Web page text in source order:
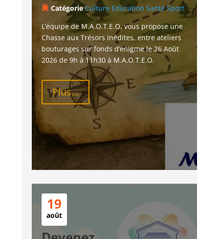
CatégorieCulture Education Santé Sport
L’équipe de M.A.O.T.E.O. vous propose une
Chasse aux Trésors inédites, entre ateliers
bouturages sur fonds d’énigme le 26 Août
2026 de 9h à 11h30 à M.A.O.T.E.O.
Plus...
19
août